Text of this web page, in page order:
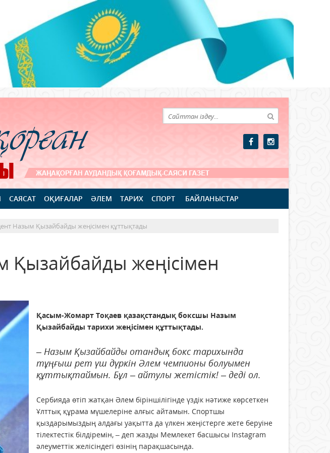
САЯСАТ ОҚИҒАЛАР ӘЛЕМ ТАРИХ СПОРТ БАЙЛАНЫСТАР
Назым Қызайбайды жеңісімен құттықтады
Қызайбайды жеңісімен
Қасым-Жомарт Тоқаев қазақстандық боксшы Назым
Қызайбайды тарихи жеңісімен құттықтады.
– Назым Қызайбайды отандық бокс тарихында
тұңғыш рет үш дүркін Әлем чемпионы болуымен
құттықтаймын. Бұл – айтулы жетістік! – деді ол.
Сербияда өтіп жатқан Әлем біріншілігінде үздік нәтиже көрсеткен
Ұлттық құрама мүшелеріне алғыс айтамын. Спортшы
қыздарымыздың алдағы уақытта да үлкен жеңістерге жете беруіне
тілектестік білдіремін, – деп жазды Мемлекет басшысы Instagram
әлеуметтік желісіндегі өзінің парақшасында.